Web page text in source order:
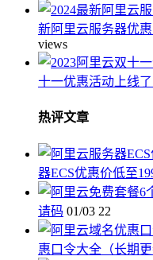
新阿里云服务器优惠
views
十一优惠活动上线了
热评文章
器ECS优惠价低至
请码 01/03 22
惠口令大全（长期更